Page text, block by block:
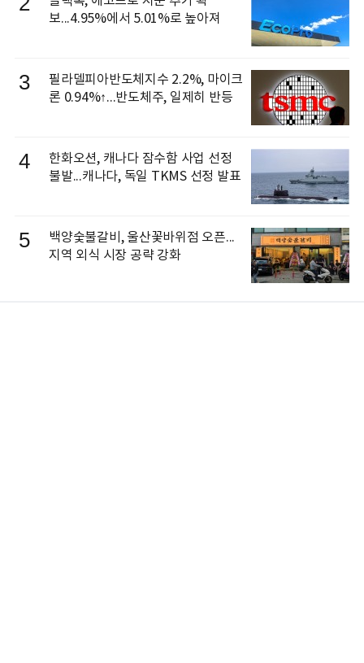
보...4.95%에서 5.01%로 높아져
3
필라델피아반도체지수 2.2%, 마이크
론 0.94%↑...반도체주, 일제히 반등
4
한화오션, 캐나다 잠수함 사업 선정
불발...캐나다, 독일 TKMS 선정 발표
5
백양숯불갈비, 울산꽃바위점 오픈...
지역 외식 시장 공략 강화